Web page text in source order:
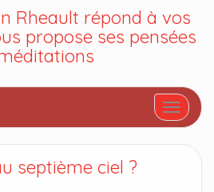
Rheault répond à vos
propose ses pensées
Afficher/
septième ciel ?